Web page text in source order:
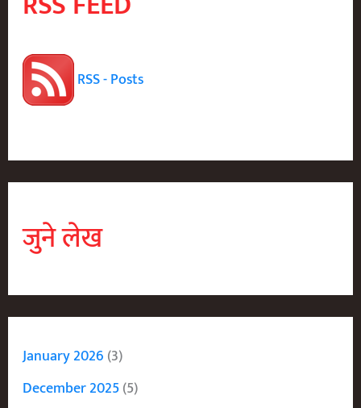
RSS - Posts
जुने लेख
January 2026 (3)
December 2025(5)